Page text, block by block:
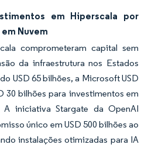
em Hiperscala por
Nuvem
comprometeram capital sem
da infraestrutura nos Estados
USD 65 bilhões, a Microsoft USD
30 bilhões para investimentos em
A iniciativa Stargate da OpenAI
único em USD 500 bilhões ao
instalações otimizadas para IA